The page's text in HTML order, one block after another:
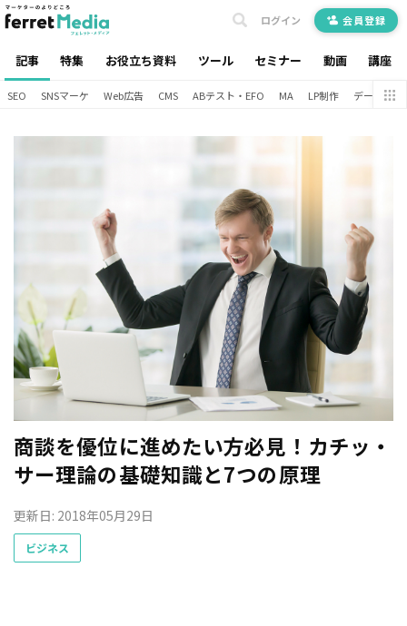
記事 特集 お役立ち資料 ツール セミナー 動画 講座
ログイン 会員登録
SEO SNSマーケ Web広告 CMS ABテスト・EFO MA LP制作 データ分析
商談を優位に進めたい方必見！カチッ・
サー理論の基礎知識と7つの原理
更新日: 2018年05月29日
ビジネス